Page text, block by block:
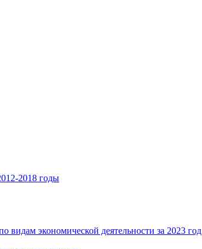
2018 годы
видам экономической деятельности за 2023 год